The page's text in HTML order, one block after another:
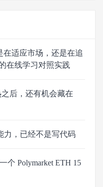
适应市场，还是在追
在线学习对照实践
后，还有机会藏在
力，已经不是写代码
个 Polymarket ETH 15